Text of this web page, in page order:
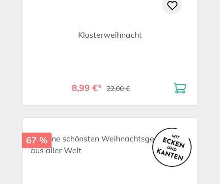
Klosterweihnacht
8,99 €* 22,00 €
67 %